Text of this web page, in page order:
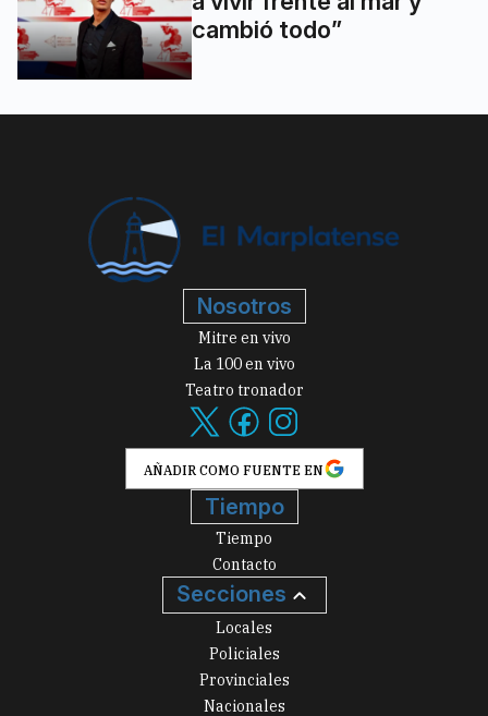
cambió todo”
Nosotros
Mitre en vivo
La 100 en vivo
Teatro tronador
AÑADIR COMO FUENTE EN
Tiempo
Tiempo
Contacto
Secciones
Locales
Policiales
Provinciales
Nacionales